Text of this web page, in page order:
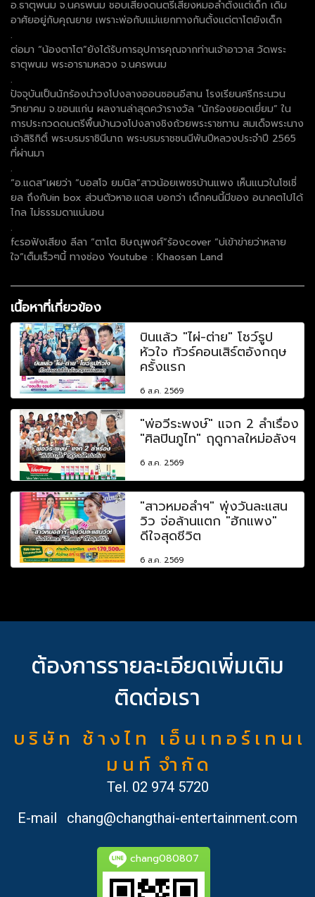
อ.ธาตุพนม จ.นครพนม ชอบเสียงดนตรีเสียงหมอลำตั้งแต่เด็ก เดิม
อาศัยอยู่กับคุณยาย เพราะพ่อกับแม่แยกทางกันตั้งแต่ตาโตยังเด็ก
.
ต่อมา “น้องตาโต”ยังได้รับการอุปการคุณจากท่านเจ้าอาวาส วัดพระ
ธาตุพนม พระอารามหลวง จ.นครพนม
.
ปัจจุบันเป็นนักร้องนำวงโปงลางออนซอนอีสาน โรงเรียนศรีกระนวน
วิทยาคม จ.ขอนแก่น ผลงานล่าสุดคว้ารางวัล “นักร้องยอดเยี่ยม” ใน
การประกวดดนตรีพื้นบ้านวงโปงลางชิงถ้วยพระราชทาน สมเด็จพระนาง
เจ้าสิริกิติ์ พระบรมราชินีนาถ พระบรมราชชนนีพันปีหลวงประจำปี 2565
ที่ผ่านมา
.
“อ.แดส”เผยว่า “บอสโจ ยมนิล”สาวน้อยเพชรบ้านแพง เห็นแนวในโซเชี่
ยล ถึงกับin box ส่วนตัวหาอ.แดส บอกว่า เด็กคนนี้มีของ อนาคตไปได้
ไกล ไม่ธรรมดาแน่นอน
.
fcรอฟังเสียง ลีลา “ตาโต ชิษณุพงศ์”ร้องcover “บ่เข้าข่ายว่าหลาย
ใจ”เต็มเร็วๆนี้ ทางช่อง Youtube : Khaosan Land
เนื้อหาที่เกี่ยวข้อง
บินแล้ว "ไผ่-ต่าย" โชว์รูป
หัวใจ ทัวร์คอนเสิร์ตอังกฤษ
ครั้งแรก
6 ส.ค. 2569
"พ่อวีระพงษ์" แจก 2 ลำเรื่อง
"ศิลปินภูไท" ฤดูกาลใหม่อลังฯ
6 ส.ค. 2569
"สาวหมอลำฯ" พุ่งวันละแสน
วิว จ่อล้านแตก "ฮักแพง"
ดีใจสุดชีวิต
6 ส.ค. 2569
ต้องการรายละเอียดเพิ่มเติม
ติดต่อเรา
บ ริ ษั ท ช้ า ง ไ ท เ อ็ น เ ท อ ร์ เ ท น เ
ม น ท์ จำ กั ด
Tel. 02 974 5720
E-mail
chang@changthai-entertainment.com
chang080807